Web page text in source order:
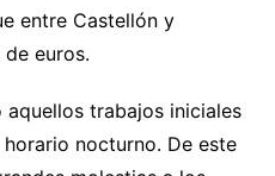
entre Castellón y
euros.
trabajos iniciales
nocturno. De este